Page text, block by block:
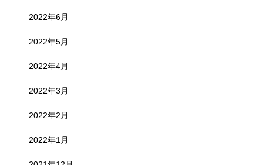
2022年6月
2022年5月
2022年4月
2022年3月
2022年2月
2022年1月